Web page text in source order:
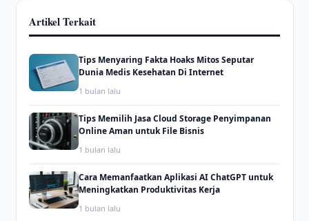
Artikel Terkait
Tips Menyaring Fakta Hoaks Mitos Seputar
Dunia Medis Kesehatan Di Internet
1 bulan lalu
Tips Memilih Jasa Cloud Storage Penyimpanan
Online Aman untuk File Bisnis
1 bulan lalu
Cara Memanfaatkan Aplikasi AI ChatGPT untuk
Meningkatkan Produktivitas Kerja
1 bulan lalu